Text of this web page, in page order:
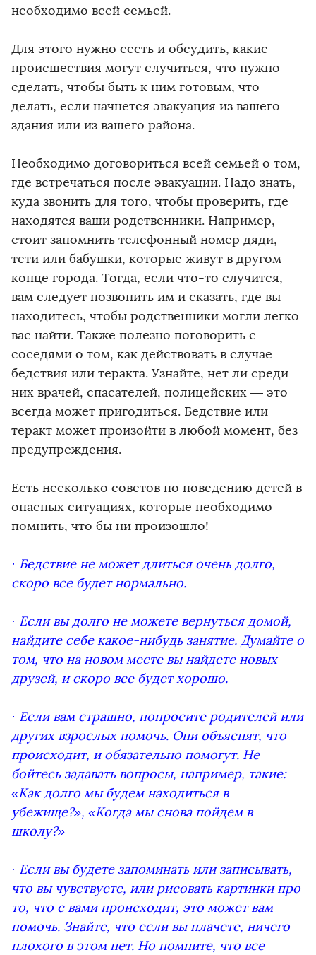
необходимо всей семьей.
Для этого нужно сесть и обсудить, какие
происшествия могут случиться, что нужно
сделать, чтобы быть к ним готовым, что
делать, если начнется эвакуация из вашего
здания или из вашего района.
Необходимо договориться всей семьей о том,
где встречаться после эвакуации. Надо знать,
куда звонить для того, чтобы проверить, где
находятся ваши родственники. Например,
стоит запомнить телефонный номер дяди,
тети или бабушки, которые живут в другом
конце города. Тогда, если что-то случится,
вам следует позвонить им и сказать, где вы
находитесь, чтобы родственники могли легко
вас найти. Также полезно поговорить с
соседями о том, как действовать в случае
бедствия или теракта. Узнайте, нет ли среди
них врачей, спасателей, полицейских — это
всегда может пригодиться. Бедствие или
теракт может произойти в любой момент, без
предупреждения.
Есть несколько советов по поведению детей в
опасных ситуациях, которые необходимо
помнить, что бы ни произошло!
· Бедствие не может длиться очень долго,
скоро все будет нормально.
· Если вы долго не можете вернуться домой,
найдите себе какое-нибудь занятие. Думайте о
том, что на новом месте вы найдете новых
друзей, и скоро все будет хорошо.
· Если вам страшно, попросите родителей или
других взрослых помочь. Они объяснят, что
происходит, и обязательно помогут. Не
бойтесь задавать вопросы, например, такие:
«Как долго мы будем находиться в
убежище?», «Когда мы снова пойдем в
школу?»
· Если вы будете запоминать или записывать,
что вы чувствуете, или рисовать картинки про
то, что с вами происходит, это может вам
помочь. Знайте, что если вы плачете, ничего
плохого в этом нет. Но помните, что все